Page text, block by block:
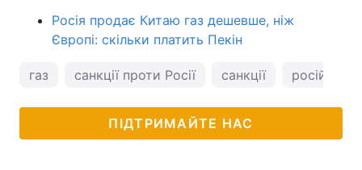
Росія продає Китаю газ дешевше, ніж
Європі: скільки платить Пекін
газ санкції проти Росії санкції
ПІДТРИМАЙТЕ НАС